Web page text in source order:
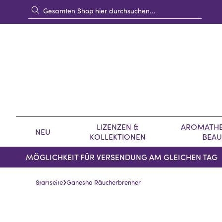
NEU
LIZENZEN &
KOLLEKTIONEN
MÖGLICHKEIT FÜR VERSENDUNG AM GLEICHEN TAG
Startseite›Ganesha Räucherbrenner